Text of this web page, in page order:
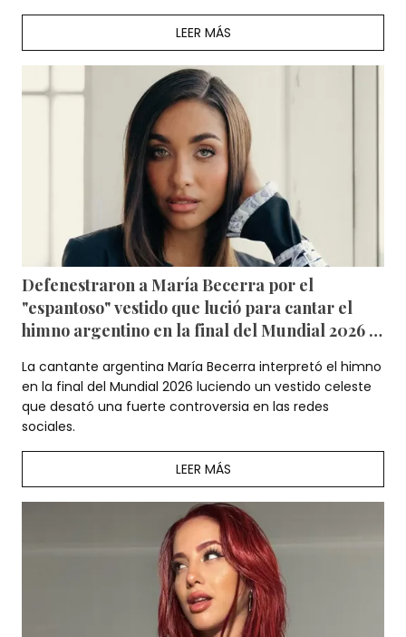
LEER MÁS
Defenestraron a María Becerra por el
"espantoso" vestido que lució para cantar el
himno argentino en la final del Mundial 2026 —
La cantante argentina María Becerra interpretó el himno
en la final del Mundial 2026 luciendo un vestido celeste
que desató una fuerte controversia en las redes
sociales.
LEER MÁS